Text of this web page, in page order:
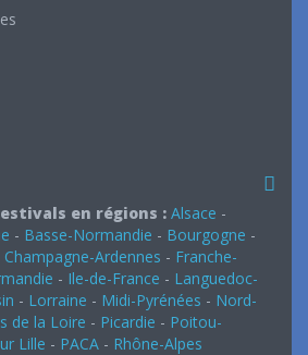
en régions : Alsace -
- Basse-Normandie - Bourgogne -
Champagne-Ardennes - Franche-
- Ile-de-France - Languedoc-
- Lorraine - Midi-Pyrénées - Nord-
de la Loire - Picardie - Poitou-
Lille - PACA - Rhône-Alpes